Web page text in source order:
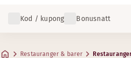
Kod / kupong Bonusnatt
Restauranger & barer